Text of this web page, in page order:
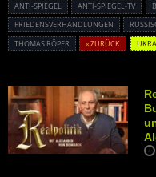
ANTI-SPIEGEL ANTI-SPIEGEL-TV
FRIEDENSVERHANDLUNGEN
THOMAS RÖPER
« ZURÜCK